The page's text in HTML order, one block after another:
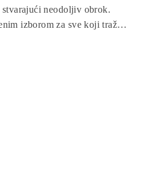
neodoljiv obrok.
izborom za sve koji traže